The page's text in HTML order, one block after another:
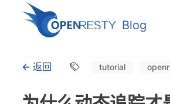
Blog
← 返回 tutorial